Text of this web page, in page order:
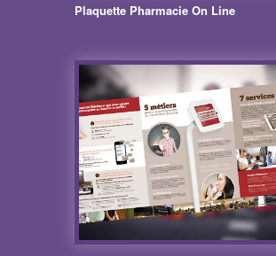
Plaquette Pharmacie On Line